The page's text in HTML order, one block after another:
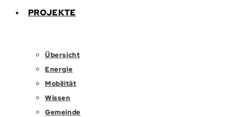
PROJEKTE
Übersicht
Energie
Mobilität
Wissen
Gemeinde